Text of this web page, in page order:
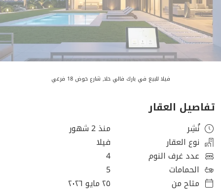
فيلا للبيع في بارك فالي حلا, شارع حوض 18 فرعي
تفاصيل العقار
نُشِر
منذ 2 شهور
نوع العقار
فيلا
عدد غرف النوم
4
الحمامات
5
متاح من
٢٥ مايو ٢٠٢٦